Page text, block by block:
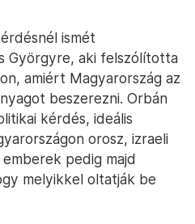
ismét
Györgyre, aki felszólította
amiért Magyarország az
beszerezni. Orbán
kérdés, ideális
orosz, izraeli
pedig majd
melyikkel oltatják be